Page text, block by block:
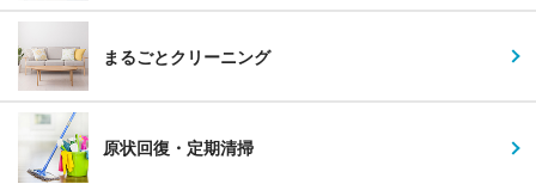
まるごとクリーニング
原状回復・定期清掃